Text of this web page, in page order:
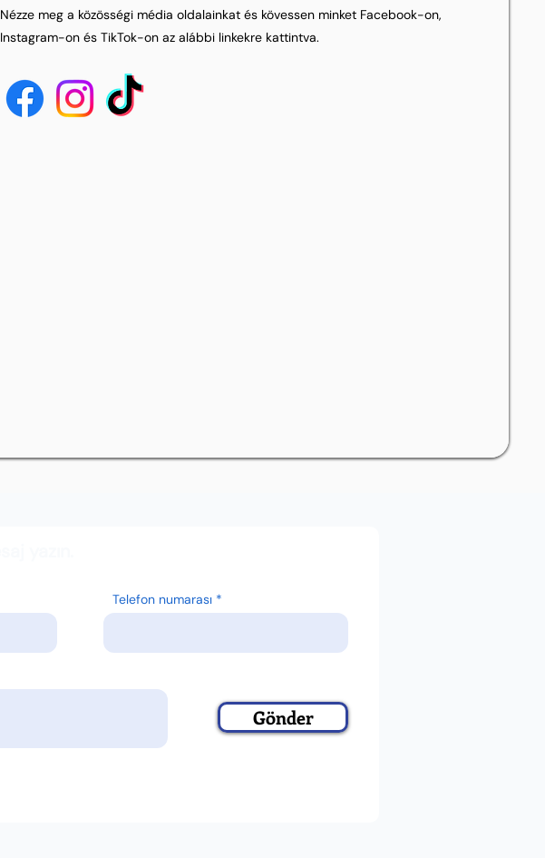
Nézze meg a közösségi média oldalainkat és kövessen minket Facebook-on,
Instagram-on és TikTok-on az alábbi linkekre kattintva.
Telefon numarası
Gönder